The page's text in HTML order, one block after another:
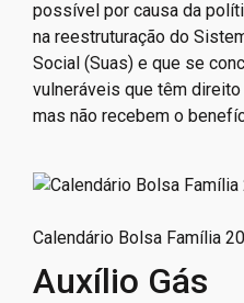
possível por causa da
na reestruturação do
Social (Suas) e que se
vulneráveis que têm
mas não recebem o
Calendário Bolsa Família
Auxílio Gás